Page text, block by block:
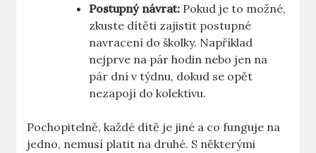
Postupný návrat: Pokud je to možné,
zkuste dítěti zajistit postupné
navracení do školky. Například
nejprve na pár hodin nebo jen na
pár dní v týdnu, dokud se opět
nezapojí do kolektivu.
Pochopitelně, každé dítě je jiné a co funguje na
jedno, nemusí platit na druhé. S některými